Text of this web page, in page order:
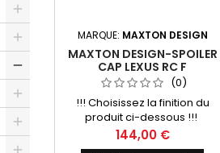
MARQUE: MAXTON DESIGN
MAXTON DESIGN-SPOILER
CAP LEXUS RC F
(0)
!!! Choisissez la finition du
produit ci-dessous !!!
Prix
144,00 €